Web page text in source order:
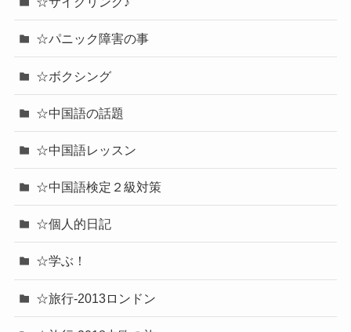
☆パニック障害の事
☆ボクシング
☆中国語の話題
☆中国語レッスン
☆中国語検定２級対策
☆個人的日記
☆学ぶ！
☆旅行-2013ロンドン